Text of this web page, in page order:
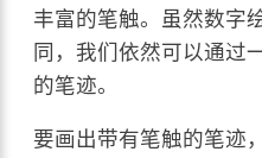
丰富的笔触。虽然数字
同，我们依然可以通过
的笔迹。
要画出带有笔触的笔迹